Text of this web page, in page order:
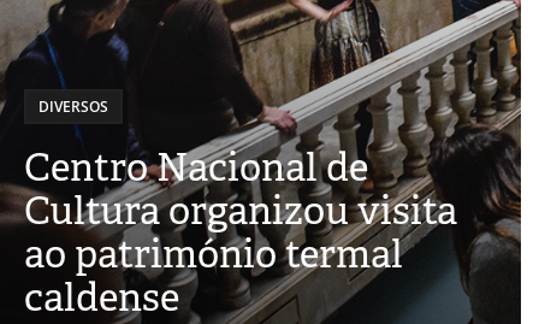
DIVERSOS
Centro Nacional de
Cultura organizou visita
ao património termal
caldense